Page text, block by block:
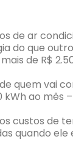
de ar
do que
de R$
quem vai
kWh ao
custos de
quando ele